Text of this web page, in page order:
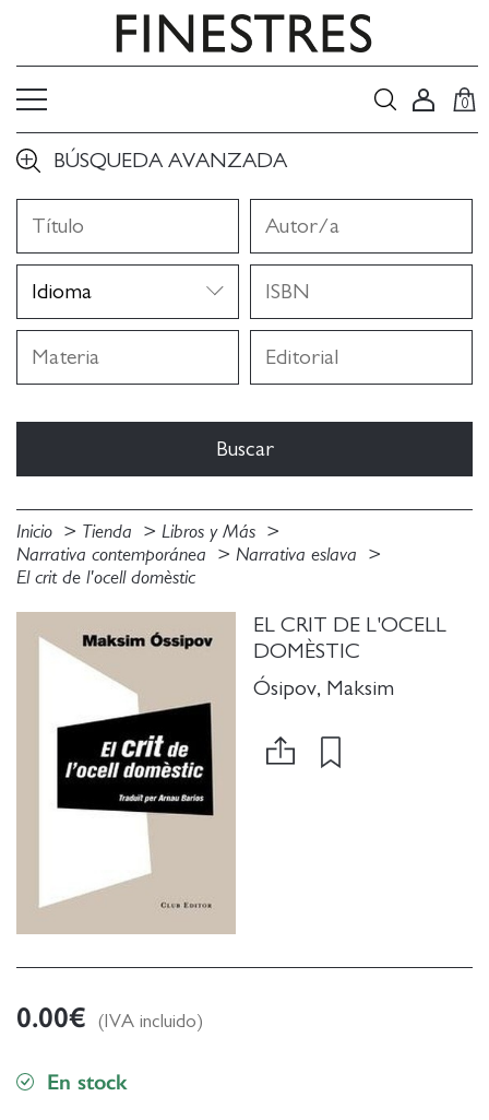
0
BÚSQUEDA AVANZADA
Inicio Tienda
Libros y Más
Narrativa contemporánea
Narrativa eslava
El crit de l'ocell domèstic
EL CRIT DE L'OCELL
DOMÈSTIC
Ósipov, Maksim
0.00€ (IVA incluido)
En stock